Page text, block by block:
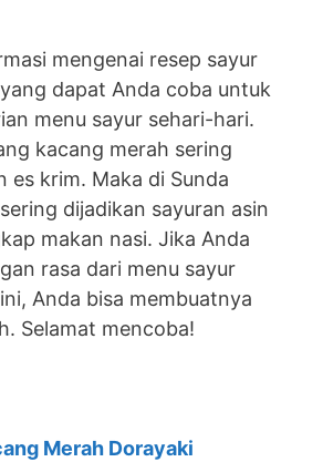
mengenai resep sayur
dapat Anda coba untuk
menu sayur sehari-hari.
kacang merah sering
es krim. Maka di Sunda
dijadikan sayuran asin
makan nasi. Jika Anda
rasa dari menu sayur
Anda bisa membuatnya
Selamat mencoba!
Merah Dorayaki